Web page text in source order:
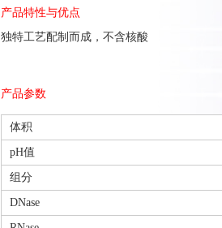
产品特性与优点
独特工艺配制而成，不含核酸
产品参数
体积
pH值
组分
DNase